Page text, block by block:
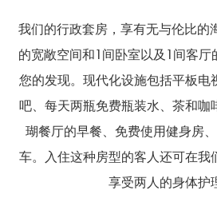
我们的行政套房，享有无与伦比的
的宽敞空间和1间卧室以及1间客
您的发现。现代化设施包括平板电
吧、每天两瓶免费瓶装水、茶和咖
瑚餐厅的早餐、免费使用健身房
车。入住这种房型的客人还可在我
享受两人的身体护